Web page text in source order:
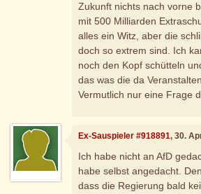
Zukunft nichts nach vorne
mit 500 Milliarden
alles ein Witz, aber die
doch so extrem sind. Ich
noch den Kopf schütteln
das was die da
Vermutlich nur eine Frage
Ex-Sauspieler #918891, 30.
Ich habe nicht an AfD
habe selbst angedacht.
dass die Regierung bald